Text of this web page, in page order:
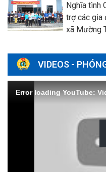
Nghĩa tình
trợ các gia
xã Mường
VIDEOS -
Error loading YouTube: